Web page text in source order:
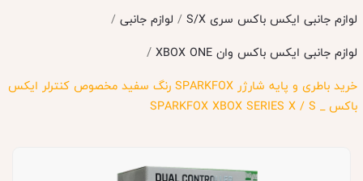
لوازم جانبی ایکس باکس سری S/X / لوازم جانبی /
لوازم جانبی ایکس باکس وان XBOX ONE
/
خرید باطری و پایه شارژر SPARKFOX رنگ سفید مخصوص کنترلر ایکس
باکس _ SPARKFOX XBOX SERIES X / S